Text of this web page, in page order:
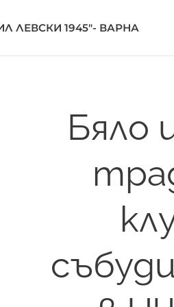
ЛЕВСКИ 1945"- ВАРНА
Бяло